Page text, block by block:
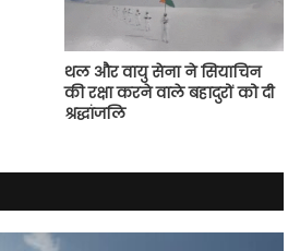
थल और वायु सेना ने सियाचिन
की रक्षा करने वाले बहादुरों को दी
श्रद्धांजलि